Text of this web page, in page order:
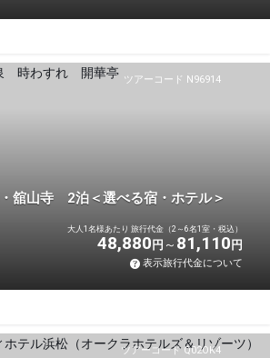
ツアーコード N96914
舘山寺 2泊＜選べる宿・ホテル＞
大人1名様あたり 旅行代金（2～6名1室・税込）
48,880 円 81,110 円
表示旅行代金について
ツアーコード Q02OK4